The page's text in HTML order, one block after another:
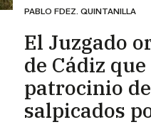
PABLO FDEZ. QUINTANILLA
El Juzgado
de Cádiz
patrocinio
salpicados